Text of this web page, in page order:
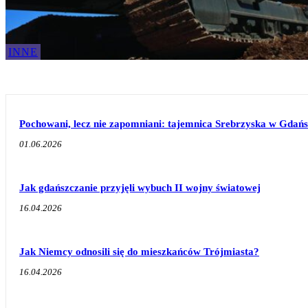
INNE
Pochowani, lecz nie zapomniani: tajemnica Srebrzyska w
01.06.2026
Jak gdańszczanie przyjęli wybuch II wojny światowej
16.04.2026
Jak Niemcy odnosili się do mieszkańców Trójmiasta?
16.04.2026